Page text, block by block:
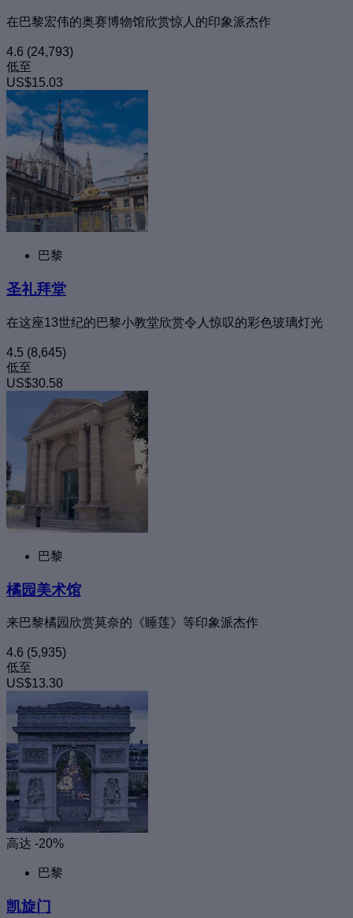
在巴黎宏伟的奥赛博物馆欣赏惊人的印象派杰作
4.6 (24,793)
低至
US$15.03
巴黎
圣礼拜堂
在这座13世纪的巴黎小教堂欣赏令人惊叹的彩色玻璃灯光
4.5 (8,645)
低至
US$30.58
巴黎
橘园美术馆
来巴黎橘园欣赏莫奈的《睡莲》等印象派杰作
4.6 (5,935)
低至
US$13.30
高达 -20%
巴黎
凯旋门